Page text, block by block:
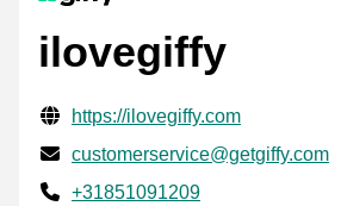
ilovegiffy
Informations de contact vérifiées
Website URL
https://ilovegiffy.com
E-mail
customerservice@getgiffy.com
Phone number
+31851091209